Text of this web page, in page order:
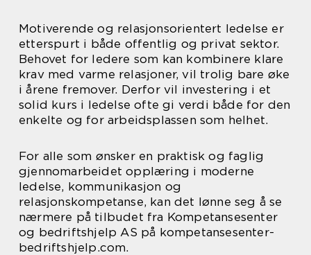
Motiverende og relasjonsorientert ledelse er
etterspurt i både offentlig og privat sektor.
Behovet for ledere som kan kombinere klare
krav med varme relasjoner, vil trolig bare øke
i årene fremover. Derfor vil investering i et
solid kurs i ledelse ofte gi verdi både for den
enkelte og for arbeidsplassen som helhet.
For alle som ønsker en praktisk og faglig
gjennomarbeidet opplæring i moderne
ledelse, kommunikasjon og
relasjonskompetanse, kan det lønne seg å se
nærmere på tilbudet fra Kompetansesenter
og bedriftshjelp AS på kompetansesenter-
bedriftshjelp.com.